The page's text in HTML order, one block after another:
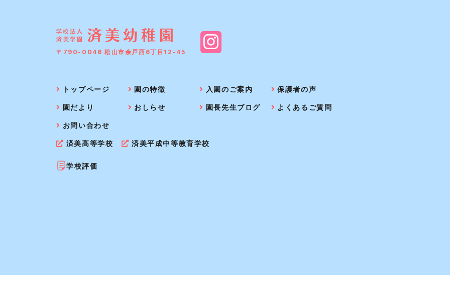
〒790-0046 松山市余戸西6丁目12-45
トップページ 園の特徴 入園のご案内 保護者の声
園だより おしらせ 園長先生ブログ よくあるご質問
お問い合わせ
済美高等学校 済美平成中等教育学校
学校評価